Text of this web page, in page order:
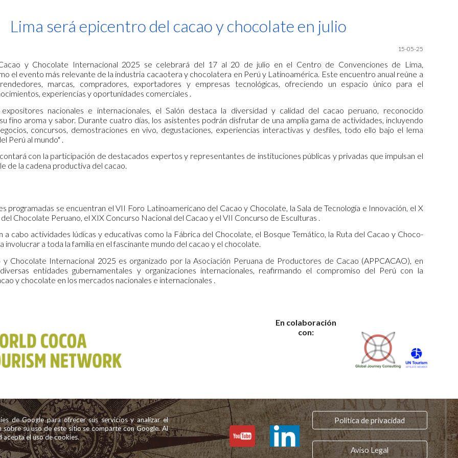
to main content Skip to navigation
Lima será epicentro del cacao y chocolate en julio
15-05-25
y Chocolate Internacional 2025 se celebrará del 17 al 20 de julio en el Centro de Convenciones de Lima,
el evento más relevante de la industria cacaotera y chocolatera en Perú y Latinoamérica. Este encuentro anual reúne a
marcas, compradores, exportadores y empresas tecnológicas, ofreciendo un espacio único para el
experiencias y oportunidades comerciales .
nacionales e internacionales, el Salón destaca la diversidad y calidad del cacao peruano, reconocido
fino aroma y sabor. Durante cuatro días, los asistentes podrán disfrutar de una amplia gama de actividades, incluyendo
concursos, demostraciones en vivo, degustaciones, experiencias interactivas y desfiles, todo ello bajo el lema
Perú al mundo" .
con la participación de destacados expertos y representantes de instituciones públicas y privadas que impulsan el
de la cadena productiva del cacao.
programadas se encuentran el VII Foro Latinoamericano del Cacao y Chocolate, la Sala de Tecnología e Innovación, el X
Chocolate Peruano, el XIX Concurso Nacional del Cacao y el VII Concurso de Esculturas .
a cabo actividades lúdicas y educativas como la Fábrica del Chocolate, el Bosque Temático, la Ruta del Cacao y Choco-
involucrar a toda la familia en el fascinante mundo del cacao y el chocolate.
y Chocolate Internacional 2025 es organizado por la Asociación Peruana de Productores de Cacao (APPCACAO), en
entidades gubernamentales y organizaciones internacionales, reafirmando el compromiso del Perú con la
y chocolate en los mercados nacionales e internacionales .
En colaboración
con:
de Google para ofrecer sus servicios y analizar el
sobre su uso de este sitio se comparte con Google. Al
acepta el uso de cookies.
Política de privacidad
Aviso Legal